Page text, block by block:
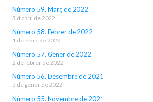
Número 59. Març de 2022
3 d'abril de 2022
Número 58. Febrer de 2022
1 de març de 2022
Número 57. Gener de 2022
2 de febrer de 2022
Número 56. Desembre de 2021
5 de gener de 2022
Número 55. Novembre de 2021